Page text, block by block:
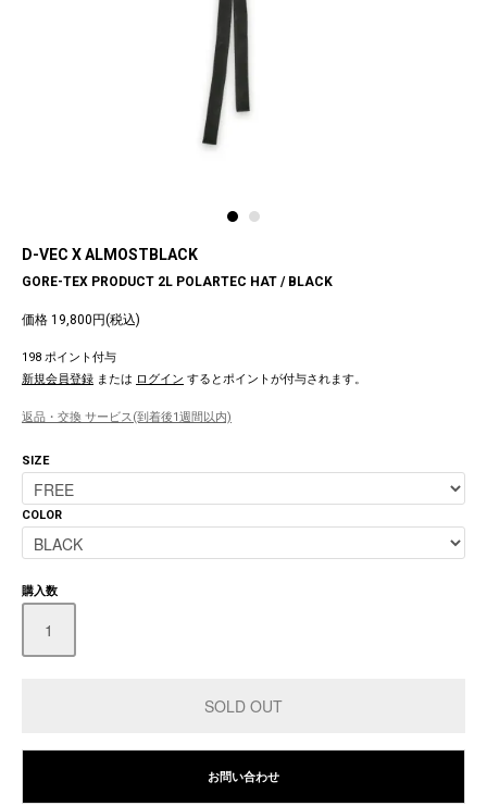
D-VEC X ALMOSTBLACK
GORE-TEX PRODUCT 2L POLARTEC HAT / BLACK
価格 19,800円(税込)
198 ポイント付与
新規会員登録 または ログイン するとポイントが付与されます。
返品・交換 サービス(到着後1週間以内)
SIZE
COLOR
購入数
お問い合わせ